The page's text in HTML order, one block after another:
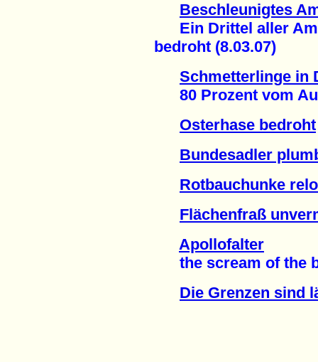
Beschleunigtes
Ein Drittel aller
bedroht (8.03.07)
Schmetterlinge in
80 Prozent vom
Osterhase bedroht
Bundesadler
Rotbauchunke
Flächenfraß
Apollofalter
the scream of the
Die Grenzen sind